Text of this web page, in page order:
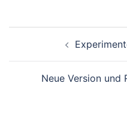
Neue Version und